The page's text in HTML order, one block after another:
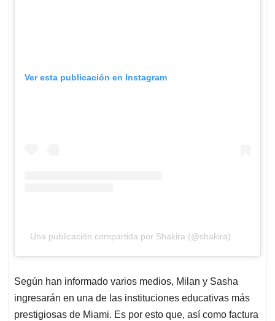
Ver esta publicación en Instagram
Una publicación compartida por Shakira (@shakira)
Según han informado varios medios, Milan y Sasha
ingresarán en una de las instituciones educativas más
prestigiosas de Miami. Es por esto que, así como factura